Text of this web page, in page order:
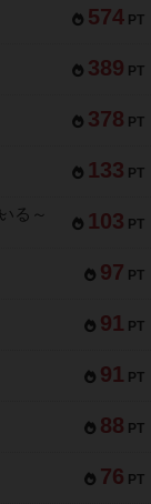
574 PT
389 PT
378 PT
133 PT
103 PT
る～
97 PT
91 PT
91 PT
88 PT
76 PT